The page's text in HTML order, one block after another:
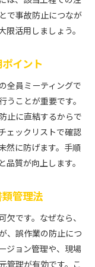
で事故防止につなが
限活用しましょう。
イント
全員ミーティングで
うことが重要です。
止に直結するからで
ェックリストで確認
然に防げます。手順
質が向上します。
管理法
欠です。なぜなら、
、誤作業の防止につ
ジョン管理や、現場
管理が有効です。こ